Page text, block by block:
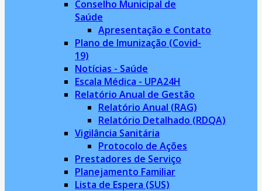
Conselho Municipal de
Saúde
Apresentação e Contato
Plano de Imunização (Covid-
19)
Notícias - Saúde
Escala Médica - UPA24H
Relatório Anual de Gestão
Relatório Anual (RAG)
Relatório Detalhado (RDQA)
Vigilância Sanitária
Protocolo de Ações
Prestadores de Serviço
Planejamento Familiar
Lista de Espera (SUS)